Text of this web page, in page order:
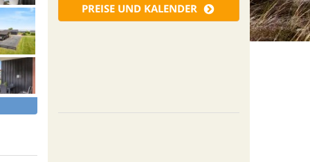
PREISE UND KALENDER